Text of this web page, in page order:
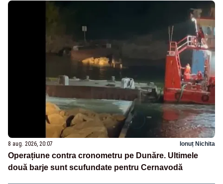
8 aug. 2026, 20:07 Ionuț Nichita
Operațiune contra cronometru pe Dunăre. Ultimele
două barje sunt scufundate pentru Cernavodă